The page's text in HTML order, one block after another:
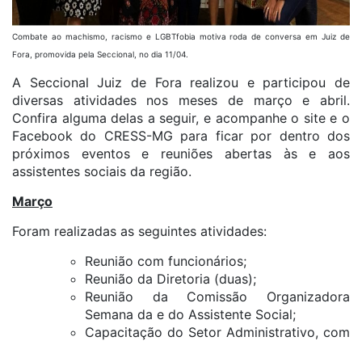
Combate ao machismo, racismo e LGBTfobia motiva roda de conversa em Juiz de
Fora, promovida pela Seccional, no dia 11/04.
A Seccional Juiz de Fora realizou e participou de
diversas atividades nos meses de março e abril.
Confira alguma delas a seguir, e acompanhe o site e o
Facebook do CRESS-MG para ficar por dentro dos
próximos eventos e reuniões abertas às e aos
assistentes sociais da região.
Março
Foram realizadas as seguintes atividades:
Reunião com funcionários;
Reunião da Diretoria (duas);
Reunião da Comissão Organizadora
Semana da e do Assistente Social;
Capacitação do Setor Administrativo, com